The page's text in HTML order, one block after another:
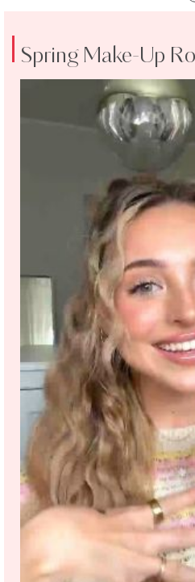
Spring Make-Up